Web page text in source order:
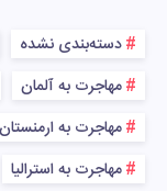
دسته‌بندی نشده
مهاجرت به آلمان
مهاجرت به ارمنستان
مهاجرت به استرالیا